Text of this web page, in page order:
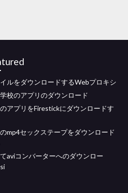
ルをダウンロードするWebプロキシ
校のアプリのダウンロード
アプリをFirestickにダウンロードす
mp4セックステープをダウンロード
aviコンバーターへのダウンロー